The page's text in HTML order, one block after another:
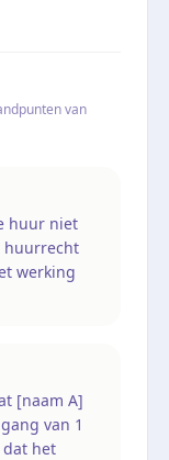
van
huur niet
huurrecht
werking
[naam A]
van 1
dat het